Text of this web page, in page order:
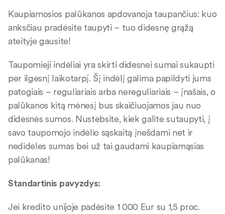
Kaupiamosios palūkanos apdovanoja taupančius: kuo
anksčiau pradėsite taupyti – tuo didesnę grąžą
ateityje gausite!
Taupomieji indėliai yra skirti didesnei sumai sukaupti
per ilgesnį laikotarpį. Šį indėlį galima papildyti jums
patogiais – reguliariais arba nereguliariais – įnašais, o
palūkanos kitą mėnesį bus skaičiuojamos jau nuo
didesnės sumos. Nustebsite, kiek galite sutaupyti, į
savo taupomojo indėlio sąskaitą įnešdami net ir
nedideles sumas bei už tai gaudami kaupiamąsias
palūkanas!
Standartinis pavyzdys:
Jei kredito unijoje padėsite 1 000 Eur su 1,5 proc.